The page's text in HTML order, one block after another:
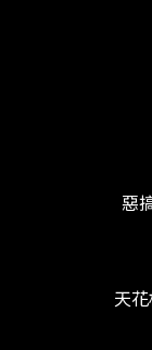
惡
天